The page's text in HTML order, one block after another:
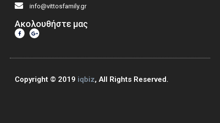
info@vittosfamily.gr
Ακολουθήστε μας
Copyright © 2019 iqbiz, All Rights Reserved.